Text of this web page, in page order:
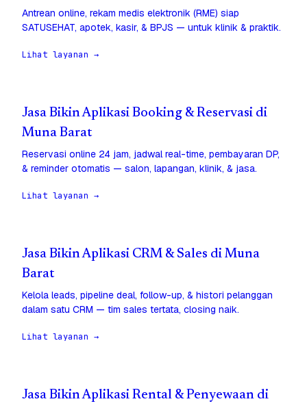
Antrean online, rekam medis elektronik (RME) siap
SATUSEHAT, apotek, kasir, & BPJS — untuk klinik & praktik.
Lihat layanan →
Jasa Bikin Aplikasi Booking & Reservasi di
Muna Barat
Reservasi online 24 jam, jadwal real-time, pembayaran DP,
& reminder otomatis — salon, lapangan, klinik, & jasa.
Lihat layanan →
Jasa Bikin Aplikasi CRM & Sales di Muna
Barat
Kelola leads, pipeline deal, follow-up, & histori pelanggan
dalam satu CRM — tim sales tertata, closing naik.
Lihat layanan →
Jasa Bikin Aplikasi Rental & Penyewaan di